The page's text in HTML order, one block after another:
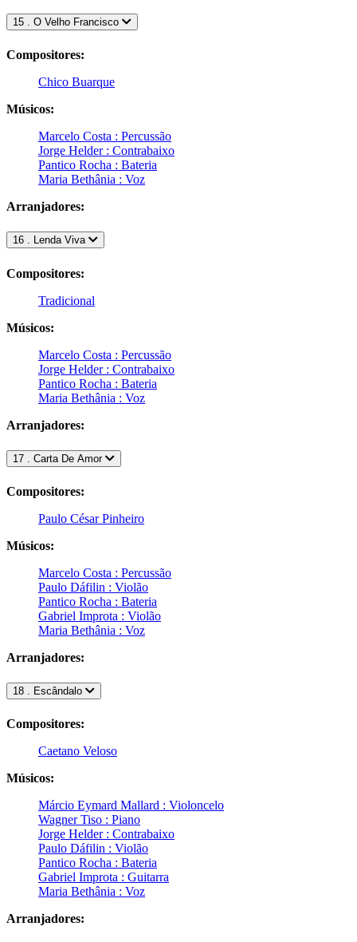
15 . O Velho Francisco
Compositores:
Chico Buarque
Músicos:
Marcelo Costa : Percussão
Jorge Helder : Contrabaixo
Pantico Rocha : Bateria
Maria Bethânia : Voz
Arranjadores:
16 . Lenda Viva
Compositores:
Tradicional
Músicos:
Marcelo Costa : Percussão
Jorge Helder : Contrabaixo
Pantico Rocha : Bateria
Maria Bethânia : Voz
Arranjadores:
17 . Carta De Amor
Compositores:
Paulo César Pinheiro
Músicos:
Marcelo Costa : Percussão
Paulo Dáfilin : Violão
Pantico Rocha : Bateria
Gabriel Improta : Violão
Maria Bethânia : Voz
Arranjadores:
18 . Escândalo
Compositores:
Caetano Veloso
Músicos:
Márcio Eymard Mallard : Violoncelo
Wagner Tiso : Piano
Jorge Helder : Contrabaixo
Paulo Dáfilin : Violão
Pantico Rocha : Bateria
Gabriel Improta : Guitarra
Maria Bethânia : Voz
Arranjadores: